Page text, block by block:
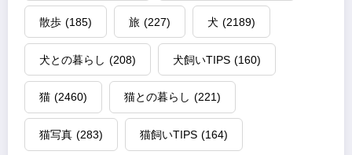
散歩 (185) 旅 (227) 犬 (2189)
犬との暮らし (208) 犬飼いTIPS (160)
猫 (2460) 猫との暮らし (221)
猫写真 (283) 猫飼いTIPS (164)